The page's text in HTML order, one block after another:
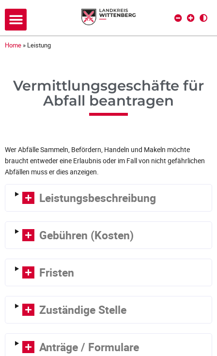
Home » Leistung
Vermittlungsgeschäfte für
Abfall beantragen
Wer Abfälle Sammeln, Befördern, Handeln und Makeln möchte
braucht entweder eine Erlaubnis oder im Fall von nicht gefährlichen
Abfällen muss er dies anzeigen.
Leistungsbeschreibung
Gebühren (Kosten)
Fristen
Zuständige Stelle
Anträge / Formulare